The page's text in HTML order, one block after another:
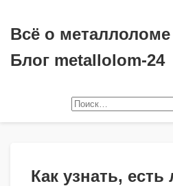
Всё о
Блог metallolom-24
Найти:
Как узнать, есть